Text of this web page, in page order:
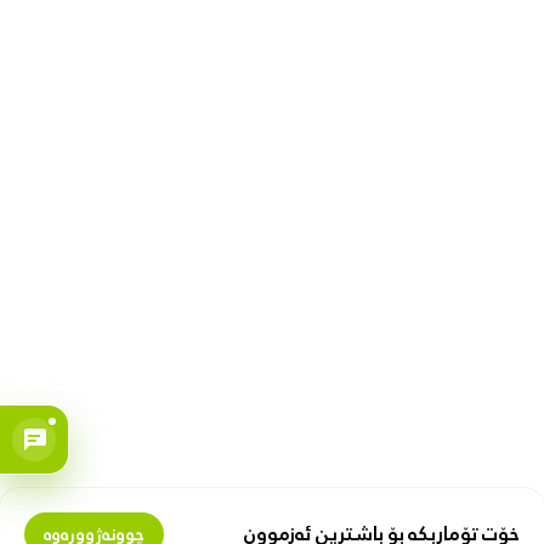
خۆت تۆماربکە بۆ باشترین ئەزموون چوونەژوورەوە